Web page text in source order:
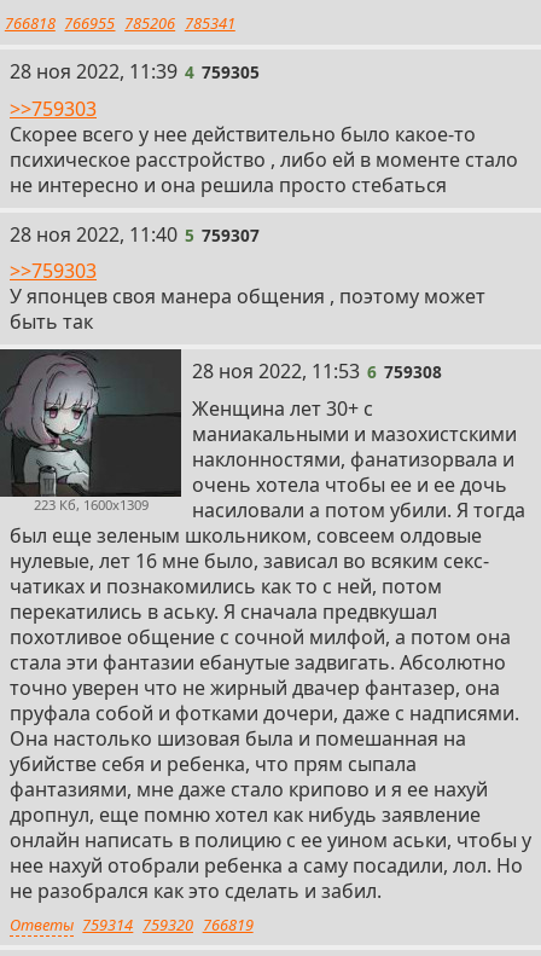
766818 766955 785206 785341
4
28 ноя 2022, 11:39 4 759305
>>759303
Скорее всего у нее действительно было какое-то
психическое расстройство , либо ей в моменте стало
не интересно и она решила просто стебаться
5
28 ноя 2022, 11:40 5 759307
>>759303
У японцев своя манера общения , поэтому может
быть так
223 Кб, 1600x1309
6
28 ноя 2022, 11:53 6 759308
Женщина лет 30+ с
маниакальными и мазохистскими
наклонностями, фанатизорвала и
очень хотела чтобы ее и ее дочь
насиловали а потом убили. Я тогда
был еще зеленым школьником, совсеем олдовые
нулевые, лет 16 мне было, зависал во всяким секс-
чатиках и познакомились как то с ней, потом
перекатились в аську. Я сначала предвкушал
похотливое общение с сочной милфой, а потом она
стала эти фантазии ебанутые задвигать. Абсолютно
точно уверен что не жирный двачер фантазер, она
пруфала собой и фотками дочери, даже с надписями.
Она настолько шизовая была и помешанная на
убийстве себя и ребенка, что прям сыпала
фантазиями, мне даже стало крипово и я ее нахуй
дропнул, еще помню хотел как нибудь заявление
онлайн написать в полицию с ее уином аськи, чтобы у
нее нахуй отобрали ребенка а саму посадили, лол. Но
не разобрался как это сделать и забил.
Ответы 759314 759320 766819